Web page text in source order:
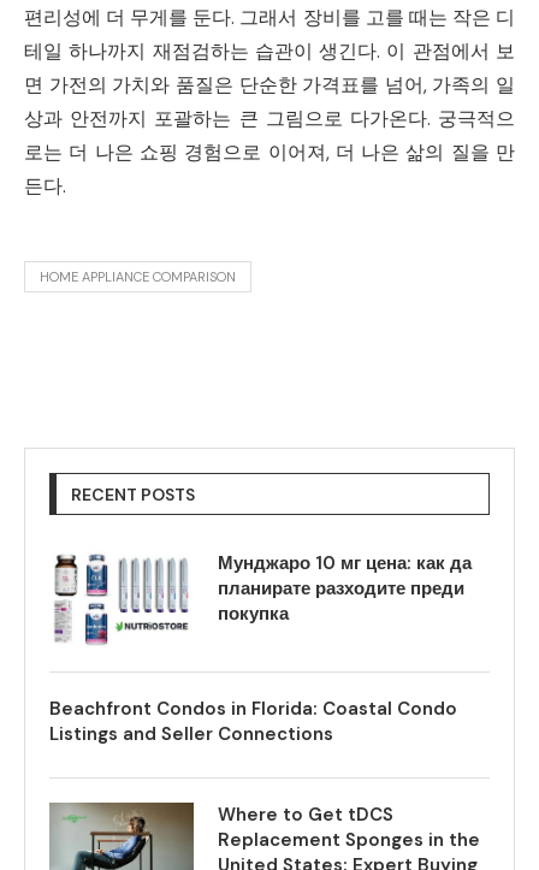
편리성에 더 무게를 둔다. 그래서 장비를 고를 때는 작은 디
테일 하나까지 재점검하는 습관이 생긴다. 이 관점에서 보
면 가전의 가치와 품질은 단순한 가격표를 넘어, 가족의 일
상과 안전까지 포괄하는 큰 그림으로 다가온다. 궁극적으
로는 더 나은 쇼핑 경험으로 이어져, 더 나은 삶의 질을 만
든다.
HOME APPLIANCE COMPARISON
RECENT POSTS
Мунджаро 10 мг цена: как да
планирате разходите преди
покупка
Beachfront Condos in Florida: Coastal Condo
Listings and Seller Connections
Where to Get tDCS
Replacement Sponges in the
United States: Expert Buying